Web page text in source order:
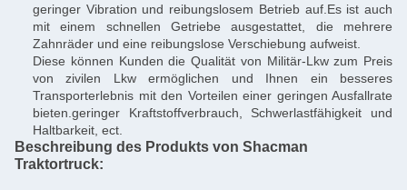
geringer Vibration und reibungslosem Betrieb auf.Es ist auch
mit einem schnellen Getriebe ausgestattet, die mehrere
Zahnräder und eine reibungslose Verschiebung aufweist.
Diese können Kunden die Qualität von Militär-Lkw zum Preis
von zivilen Lkw ermöglichen und Ihnen ein besseres
Transporterlebnis mit den Vorteilen einer geringen Ausfallrate
bieten.geringer Kraftstoffverbrauch, Schwerlastfähigkeit und
Haltbarkeit, ect.
Beschreibung des Produkts von Shacman
Traktortruck: